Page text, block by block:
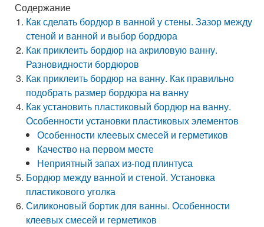
Содержание
Как сделать бордюр в ванной у стены. Зазор между
стеной и ванной и выбор бордюра
Как приклеить бордюр на акриловую ванну.
Разновидности бордюров
Как приклеить бордюр на ванну. Как правильно
подобрать размер бордюра на ванну
Как установить пластиковый бордюр на ванну.
Особенности установки пластиковых элементов
Особенности клеевых смесей и герметиков
Качество на первом месте
Неприятный запах из-под плинтуса
Бордюр между ванной и стеной. Установка
пластикового уголка
Силиконовый бортик для ванны. Особенности
клеевых смесей и герметиков